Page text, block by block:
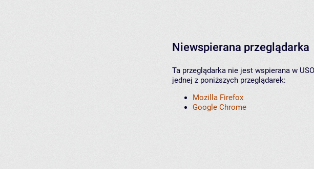
Niewspierana przeglądarka
Ta przeglądarka nie jest wspierana w
jednej z poniższych przeglądarek:
Mozilla Firefox
Google Chrome